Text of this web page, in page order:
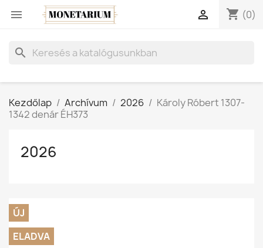
 shopping_cart (0)

search
Kezdőlap Archívum 2026
Károly Róbert 1307-
1342 denár ÉH373
2026
ÚJ
ELADVA